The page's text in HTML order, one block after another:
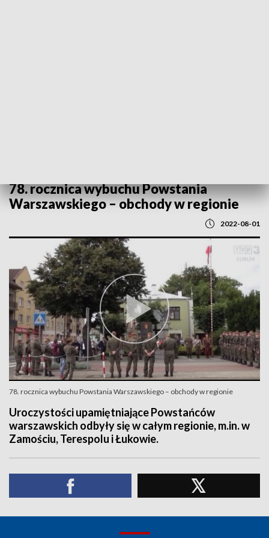
78. rocznica wybuchu Powstania
Warszawskiego – obchody w regionie
2022-08-01
78. rocznica wybuchu Powstania Warszawskiego – obchody w regionie
Uroczystości upamiętniające Powstańców
warszawskich odbyły się w całym regionie, m.in. w
Zamościu, Terespolu i Łukowie.